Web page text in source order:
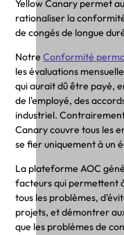
Yellow Canary permet
rationaliser la
de congés de longue
NotreConformité
les évaluations
qui aurait dû être payé,
de l'employé, des
industriel.
Canary couvre tous les
se fier uniquement à un
La plateforme AOC
facteurs qui permettent
tous les problèmes,
projets, et démontrer
que les problèmes de